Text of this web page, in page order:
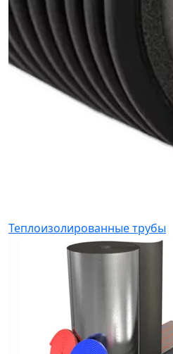
Теплоизолированные трубы